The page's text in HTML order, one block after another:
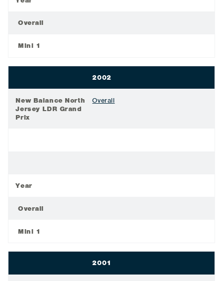
Overall
Mini 1
2002
New Balance North
Jersey LDR Grand
Prix
Overall
Year
Overall
Mini 1
2001